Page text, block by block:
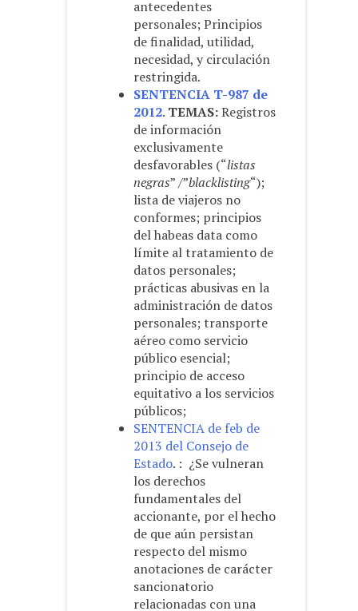
antecedentes
personales; Principios
de finalidad, utilidad,
necesidad, y circulación
restringida.
SENTENCIA T-987 de
2012. TEMAS:Registros
de información
exclusivamente
desfavorables (“listas
negras” /”blacklisting“);
lista de viajeros no
conformes; principios
del habeas data como
límite al tratamiento de
datos personales;
prácticas abusivas en la
administración de datos
personales; transporte
aéreo como servicio
público esencial;
principio de acceso
equitativo a los servicios
públicos;
SENTENCIA de feb de
2013 del Consejo de
Estado. : ¿Se vulneran
los derechos
fundamentales del
accionante, por el hecho
de que aún persistan
respecto del mismo
anotaciones de carácter
sancionatorio
relacionadas con una